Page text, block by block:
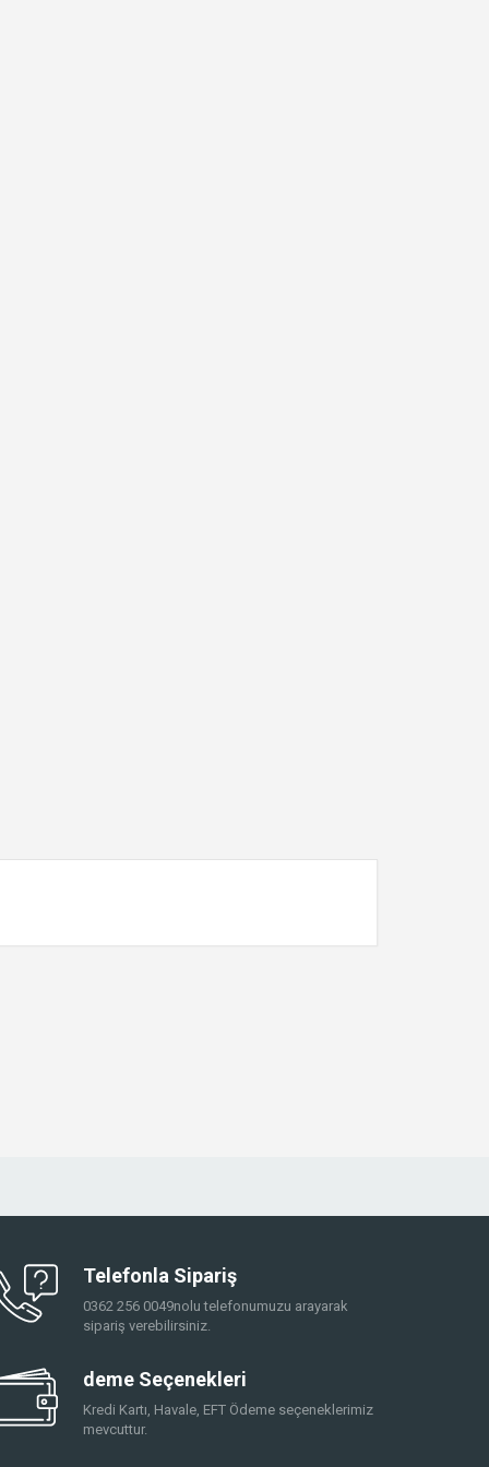
Telefonla Sipariş
0362 256 0049nolu telefonumuzu arayarak
sipariş verebilirsiniz.
deme Seçenekleri
Kredi Kartı, Havale, EFT Ödeme seçeneklerimiz
mevcuttur.